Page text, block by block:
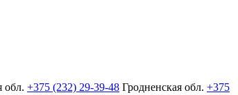
обл. +375 (232) 29-39-48 Гродненская обл. +375